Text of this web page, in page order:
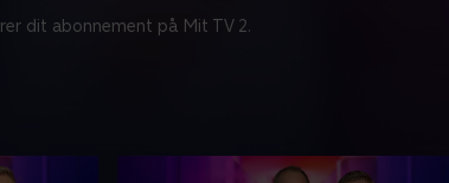
dit abonnement på Mit TV 2.